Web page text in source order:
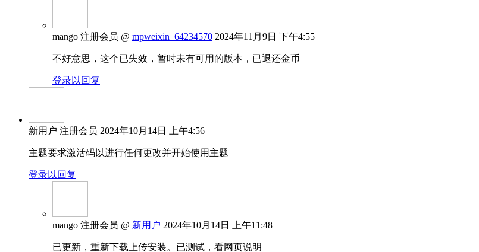
mango 注册会员 @ mpweixin_64234570 2024年11月9日 下午4:55
不好意思，这个已失效，暂时未有可用的版本，已退还金币
登录以回复
新用户 注册会员 2024年10月14日 上午4:56
主题要求激活码以进行任何更改并开始使用主题
登录以回复
mango 注册会员 @ 新用户 2024年10月14日 上午11:48
已更新，重新下载上传安装。已测试，看网页说明